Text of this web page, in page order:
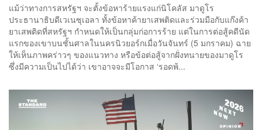
แม้ว่าทางการสหรัฐฯ จะตั้งข้อหาร้ายแรงแก่นิโคลัส มาดูโร
ประธานาธิบดีเวเนซุเอลา ทั้งข้อหาค้ายาเสพติดและร่วมมือกับแก๊งค้า
ยาเสพติดที่สหรัฐฯ กำหนดให้เป็นกลุ่มก่อการร้าย แต่ในการต่อสู้คดีนัด
แรกของเขาบนชั้นศาลในนครนิวยอร์กเมื่อวันจันทร์ (5 มกราคม) ฉาย
ให้เห็นภาพคร่าวๆ ของแนวทาง หรือข้อต่อสู้จากฝั่งทนายของมาดูโร
ซึ่งมีความเป็นไปได้ว่า เขาอาจจะมีโอกาส ‘รอดพ้...